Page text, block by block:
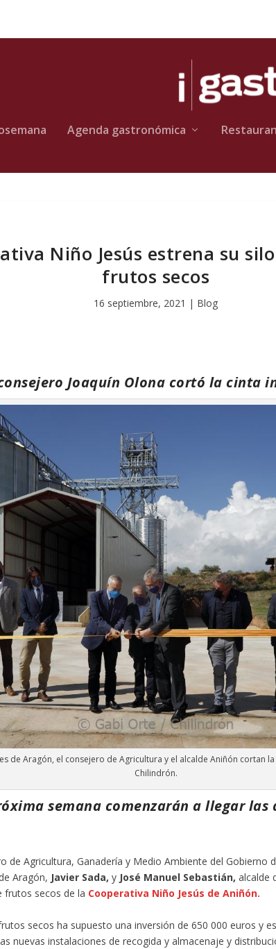
Agenda gastronómica
Niño Jesús estrena su
frutos secos
16 septiembre, 2021 | Blog
Joaquín Olona cortó la cinta
de Aragón, el consejero de Agricultura y el alcalde Aniñón cortan
Chilindrón.
semana comenzarán a llegar las
de Agricultura, Ganadería y Medio Ambiente del Gobierno
Aragón, Javier Sada, y José Manuel Sebastián, alcalde
frutos secos de la Cooperativa Niño Jesús de Aniñón.
secos ha supuesto una inversión de 650 000 euros y
nuevas instalaciones de recogida y almacenaje y